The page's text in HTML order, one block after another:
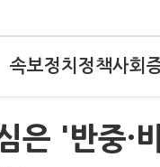
속보정치 정책사회
은 '반중·